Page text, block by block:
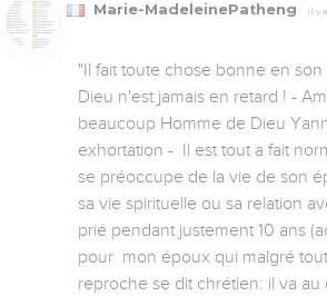
Marie-MadeleinePatheng Il y
"Il fait toute chose bonne en son
Dieu n'est jamais en retard ! -
beaucoup Homme de Dieu
exhortation -  Il est tout a fait
se préoccupe de la vie de son
sa vie spirituelle ou sa relation
prié pendant justement 10 ans
pour  mon époux qui malgré
reproche se dit chrétien: il va au